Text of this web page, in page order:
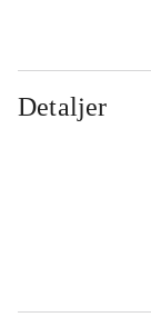
Detaljer